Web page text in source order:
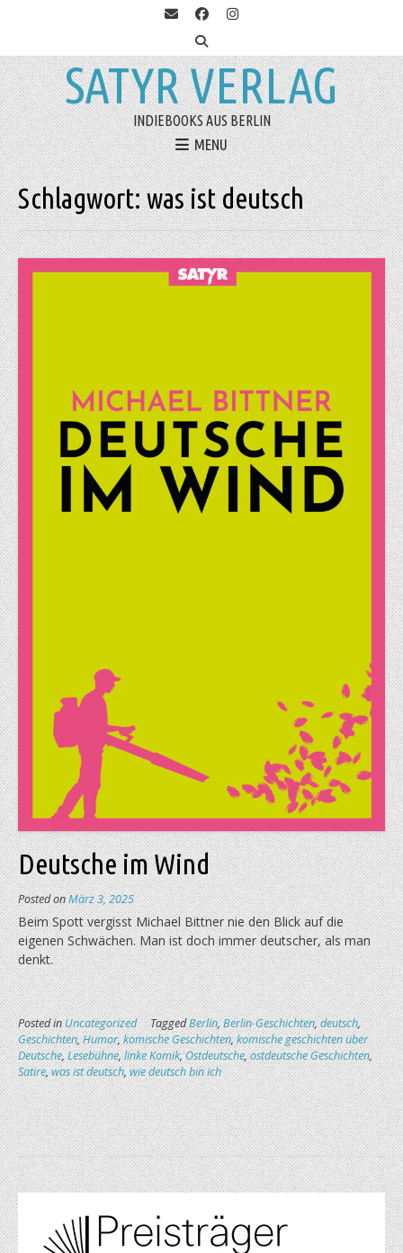
SATYR VERLAG
INDIEBOOKS AUS BERLIN
MENU
Schlagwort:was ist deutsch
Deutsche im Wind
Posted onMärz 3, 2025
Beim Spott vergisst Michael Bittner nie den Blick auf die
eigenen Schwächen. Man ist doch immer deutscher, als man
denkt.
Posted inUncategorized TaggedBerlin,Berlin-Geschichten,deutsch,
Geschichten,Humor,komische Geschichten,komische geschichten über
Deutsche,Lesebühne,linke Komik,Ostdeutsche,ostdeutsche Geschichten,
Satire,was ist deutsch,wie deutsch bin ich